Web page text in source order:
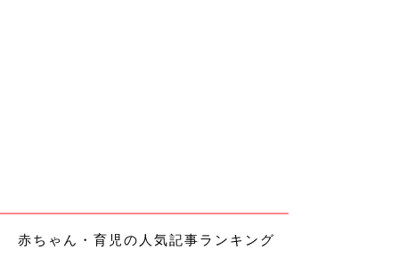
赤ちゃん・育児の人気記事ランキング